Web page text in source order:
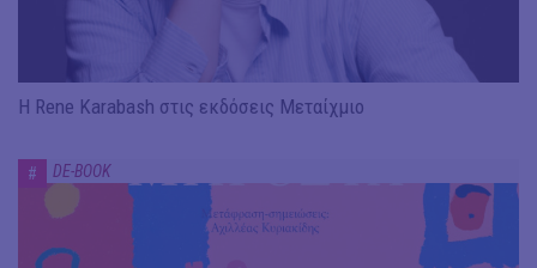
Η Rene Karabash στις εκδόσεις Μεταίχμιο
# DE-BOOK